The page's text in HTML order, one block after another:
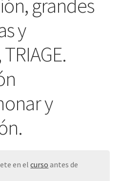
grandes
y
y
en elcurso antes de